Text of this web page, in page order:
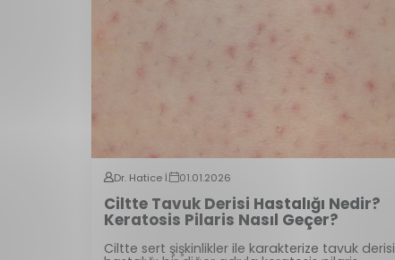
Dr. Hatice İ. 01.01.2026
Ciltte Tavuk Derisi Hastalığı Nedir?
Keratosis Pilaris Nasıl Geçer?
Ciltte sert şişkinlikler ile karakterize tavuk derisi